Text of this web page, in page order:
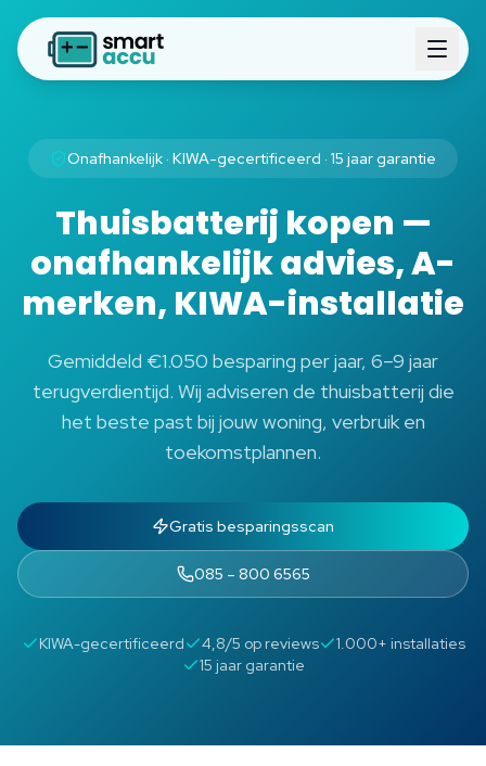
Onafhankelijk · KIWA-gecertificeerd · 15 jaar garantie
Thuisbatterij kopen —
onafhankelijk advies, A-
merken, KIWA-installatie
Gemiddeld €1.050 besparing per jaar, 6–9 jaar
terugverdientijd. Wij adviseren de thuisbatterij die
het beste past bij jouw woning, verbruik en
toekomstplannen.
Gratis besparingsscan
085 – 800 6565
KIWA-gecertificeerd 4,8/5 op reviews
1.000+ installaties
15 jaar garantie